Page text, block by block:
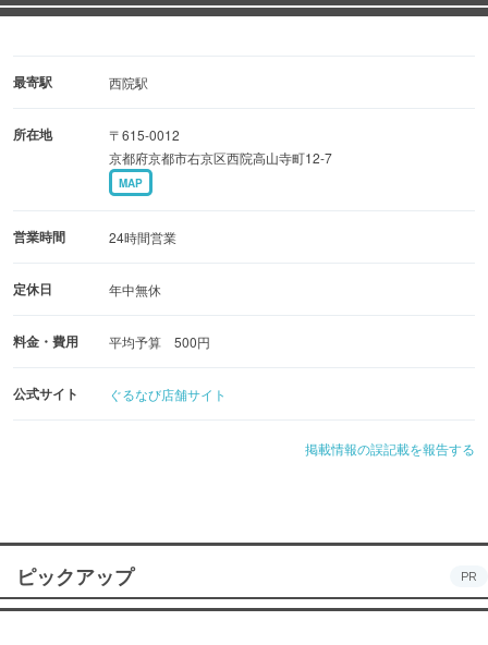
最寄駅 西院駅
所在地
〒615-0012
京都府京都市右京区西院高山寺町12-7
MAP
営業時間 24時間営業
定休日 年中無休
料金・費用 平均予算 500円
公式サイト ぐるなび店舗サイト
掲載情報の誤記載を報告する
ピックアップ PR